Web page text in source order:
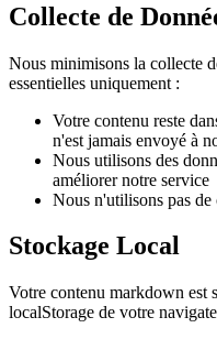
Collecte de
Nous minimisons la collecte
essentielles uniquement :
Votre contenu reste
n'est jamais envoyé à
Nous utilisons des
améliorer notre service
Nous n'utilisons pas
Stockage Local
Votre contenu markdown est
localStorage de votre